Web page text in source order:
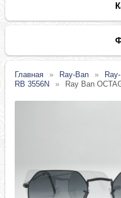
Главная Ray-Ban
RB 3556N
Ray Ban